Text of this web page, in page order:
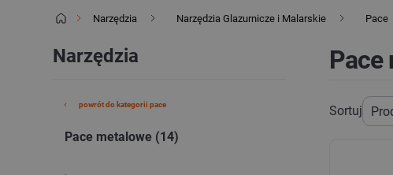
Narzędzia Narzędzia Glazurnicze i Malarskie Pace
Narzędzia
powrót do kategorii pace
Pace metalowe (14)
Pace
Sortuj